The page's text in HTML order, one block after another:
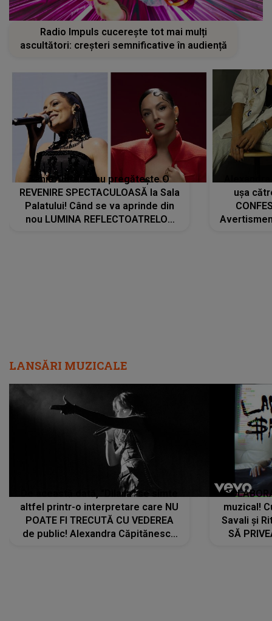
Radio Impuls cucerește tot mai mulți
ascultători: creșteri semnificative în audiență
Tania Turtureanu pregătește O
REVENIRE SPECTACULOASĂ la Sala
Palatului! Când se va aprinde din
nou LUMINA REFLECTOATRELOR
ușa
LANSĂRI MUZICALE
De această dată, "Dilaila" se simte
altfel printr-o interpretare care NU
POATE FI TRECUTĂ CU VEDEREA
de public! Alexandra Căpitănescu
muzical!
Savali și
SĂ